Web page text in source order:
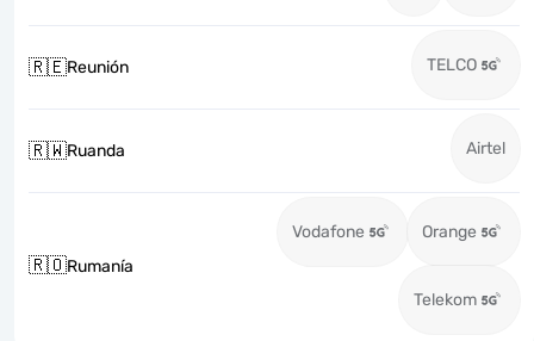
🇷🇪Reunión TELCO
🇷🇼Ruanda Airtel
🇷🇴Rumanía
Vodafone Orange
Telekom